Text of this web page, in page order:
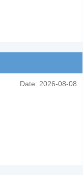
Date: 2026-08-08